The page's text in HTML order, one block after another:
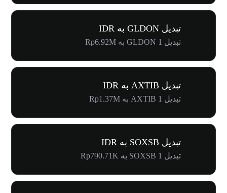
تبدیل GLDON به IDR
تبدیل 1 GLDON به Rp6.92M
تبدیل AXTIB به IDR
تبدیل 1 AXTIB به Rp1.37M
تبدیل SOXSB به IDR
تبدیل 1 SOXSB به Rp790.71K